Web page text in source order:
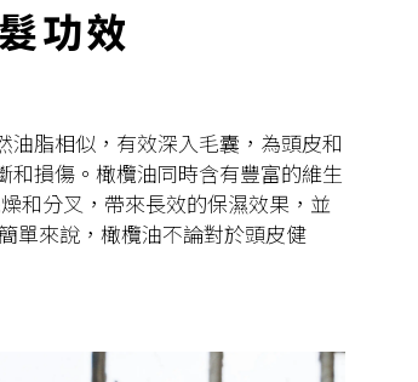
功效
脂相似，有效深入毛囊，為頭皮和
和損傷。橄欖油同時含有豐富的維生
和分叉，帶來長效的保濕效果，並
單來說，橄欖油不論對於頭皮健